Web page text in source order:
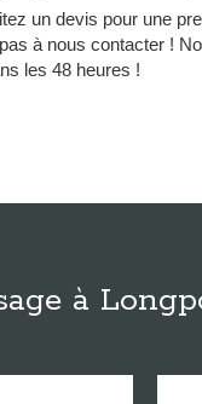
un devis pour une
à nous contacter !
les 48 heures !
à